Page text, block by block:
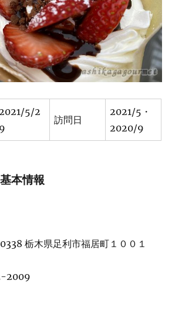
ッ
ケ
★★★+に
2021/5/2
9
訪問日
2021/5・
2020/9
本情報
栃木県足利市福居町１００１
2009